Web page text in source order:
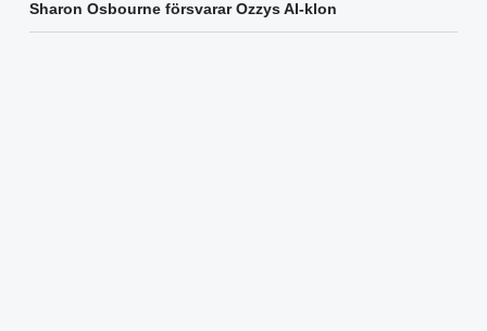
Sharon Osbourne försvarar Ozzys AI-klon